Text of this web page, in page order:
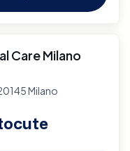
Care Milano
Milano